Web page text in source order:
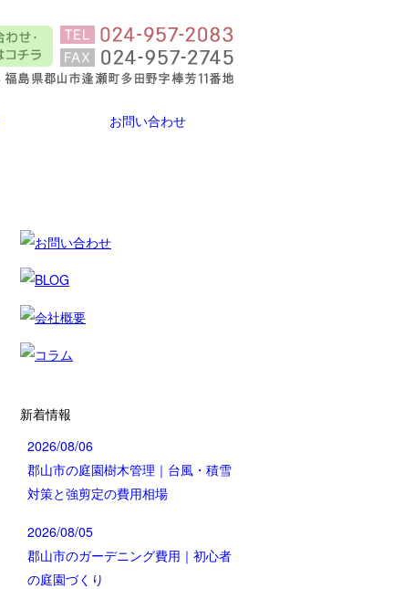
お問い合わせ
新着情報
2026/08/06
郡山市の庭園樹木管理｜台風・積雪
対策と強剪定の費用相場
2026/08/05
郡山市のガーデニング費用｜初心者
の庭園づくり